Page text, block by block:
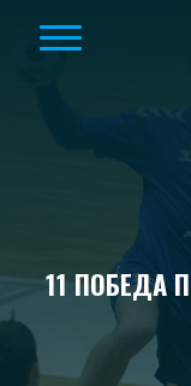
11 ПОБЕДА